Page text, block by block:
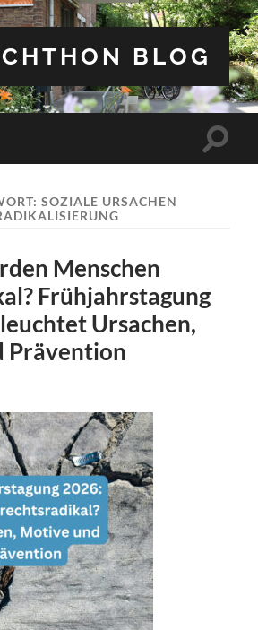
BLOG
SOZIALE URSACHEN
Menschen
Frühjahrstagung
Ursachen,
Prävention